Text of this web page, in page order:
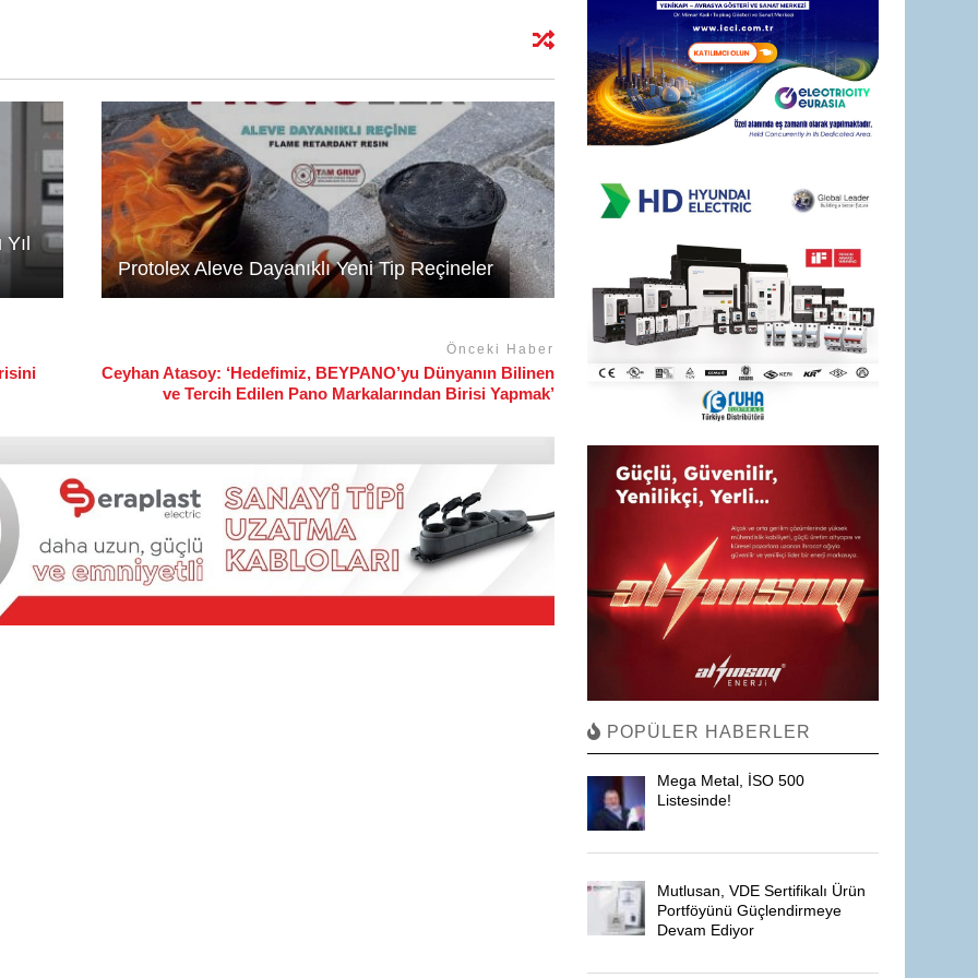
Protolex Aleve Dayanıklı Yeni Tip Reçineler
Önceki Haber
Ceyhan Atasoy: ‘Hedefimiz, BEYPANO’yu Dünyanın Bilinen
ve Tercih Edilen Pano Markalarından Birisi Yapmak’
POPÜLER HABERLER
Mega Metal, İSO 500
Listesinde!
Mutlusan, VDE Sertifikalı Ürün
Portföyünü Güçlendirmeye
Devam Ediyor